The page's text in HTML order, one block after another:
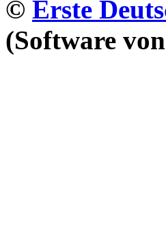
© Erste
(Software